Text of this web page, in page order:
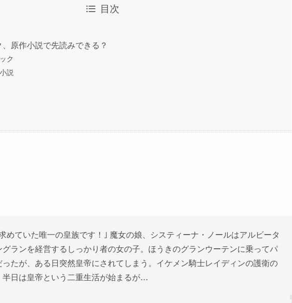
目次
原作小説で先読みできる？
ク
説
めていた唯一の皇族です！｣ 魔女の娘、システィーナ・ノールはアルビータ
ランを経営するしっかり者の女の子。ほうきのグランウーテンに乗ってパ
ったが、ある日突然皇帝にされてしまう。イケメン騎士レイディンの護衛の
半日は皇帝という二重生活が始まるが…